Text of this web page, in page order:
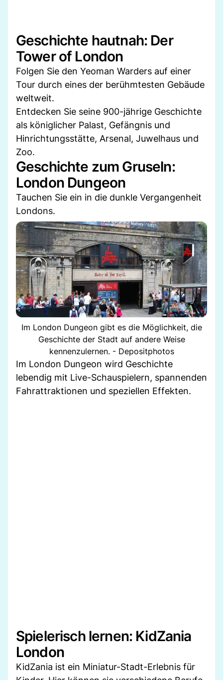
Geschichte hautnah: Der
Tower of London
Folgen Sie den Yeoman Warders auf einer
Tour durch eines der berühmtesten Gebäude
weltweit.
Entdecken Sie seine 900-jährige Geschichte
als königlicher Palast, Gefängnis und
Hinrichtungsstätte, Arsenal, Juwelhaus und
Zoo.
Geschichte zum Gruseln:
London Dungeon
Tauchen Sie ein in die dunkle Vergangenheit
Londons.
Im London Dungeon gibt es die Möglichkeit, die
Geschichte der Stadt auf andere Weise
kennenzulernen. - Depositphotos
Im London Dungeon wird Geschichte
lebendig mit Live-Schauspielern, spannenden
Fahrattraktionen und speziellen Effekten.
Spielerisch lernen: KidZania
London
KidZania ist ein Miniatur-Stadt-Erlebnis für